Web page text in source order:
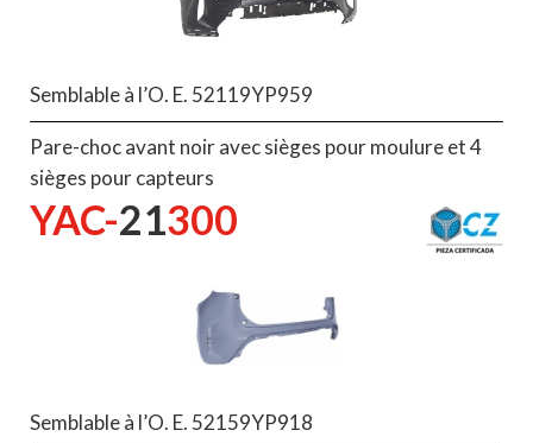
Semblable à l’O. E. 52119YP959
Pare-choc avant noir avec sièges pour moulure et 4
sièges pour capteurs
YAC-21300
Semblable à l’O. E. 52159YP918